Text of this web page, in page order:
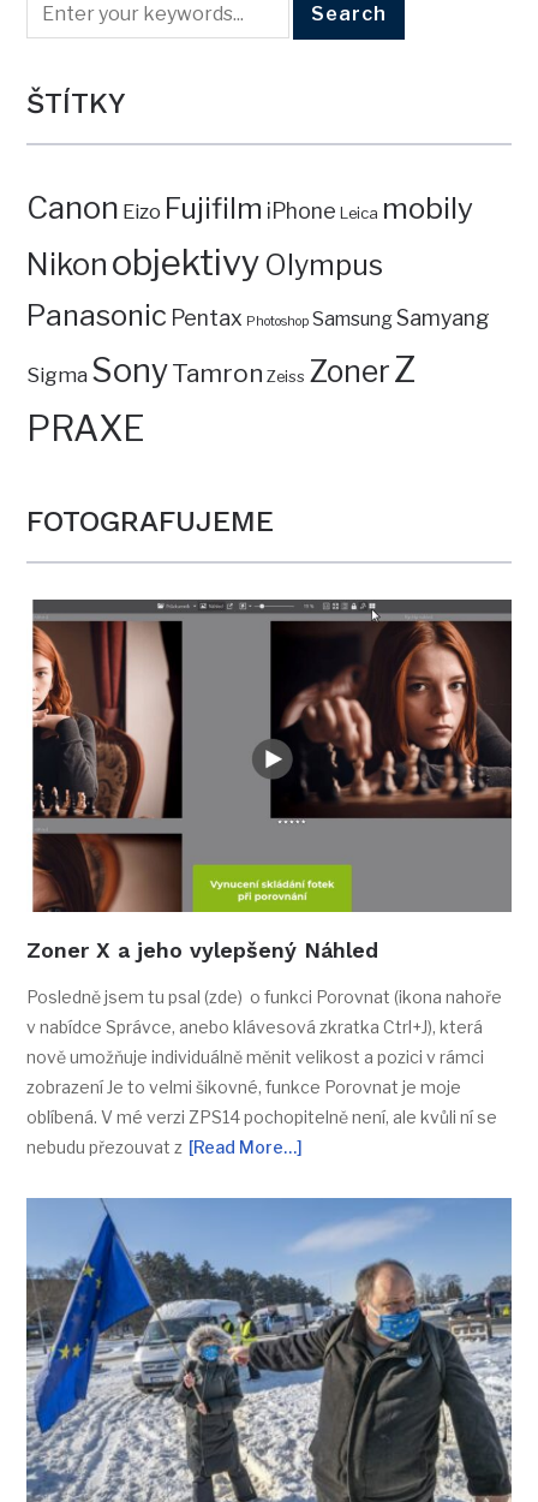
ŠTÍTKY
Canon Eizo Fujifilm iPhone Leica mobily
Nikon objektivy Olympus
Panasonic Pentax Photoshop SamsungSamyang
Sigma SonyTamron Zeiss ZonerZ
PRAXE
FOTOGRAFUJEME
Zoner X a jeho vylepšený Náhled
Posledně jsem tu psal (zde) o funkci Porovnat (ikona nahoře
v nabídce Správce, anebo klávesová zkratka Ctrl+J), která
nově umožňuje individuálně měnit velikost a pozici v rámci
zobrazení Je to velmi šikovné, funkce Porovnat je moje
oblíbená. V mé verzi ZPS14 pochopitelně není, ale kvůli ní se
nebudu přezouvat z [Read More…]